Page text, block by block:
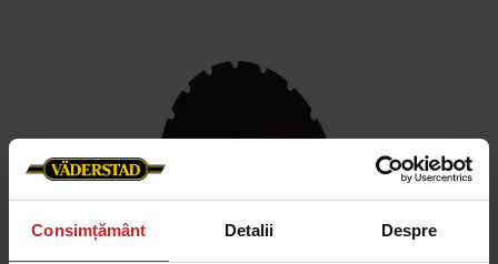
Consimțământ Detalii Despre